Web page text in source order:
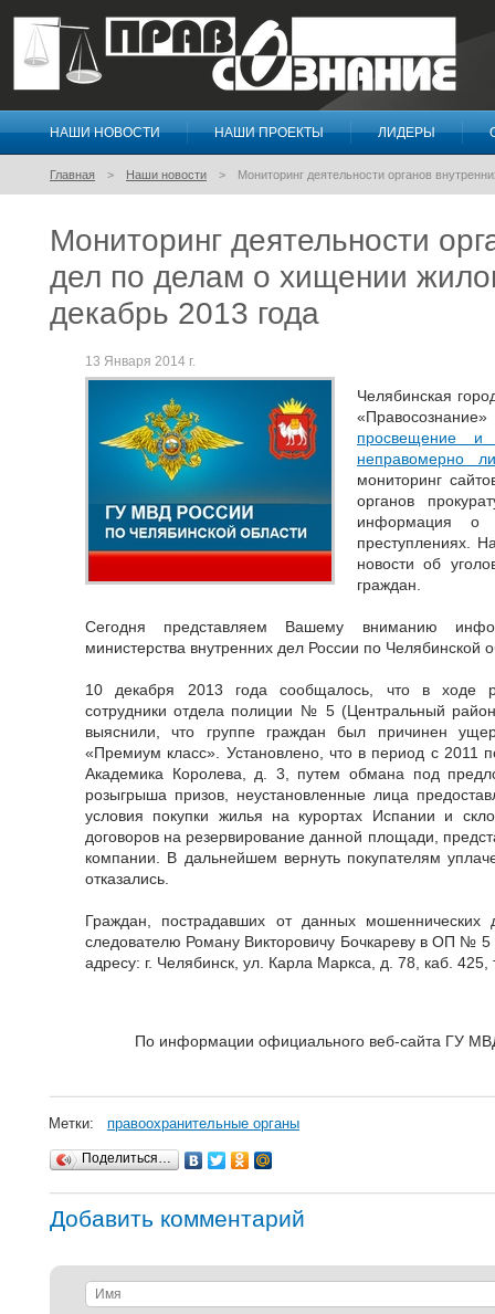
Правосознание
НАШИ НОВОСТИ НАШИ ПРОЕКТЫ ЛИДЕРЫ
Главная Наши новости Мониторинг деятельности органов
Мониторинг деятельности
дел по делам о хищении
декабрь 2013 года
13 Января 2014 г.
Челябинская
просвещение и
неправомерно
мониторинг
органов
информация о
преступлениях.
новости об
граждан.
Сегодня представляем Вашему вниманию
министерства внутренних дел России по Челябинской
10 декабря 2013 года сообщалось, что в ходе
сотрудники отдела полиции № 5 (Центральный
выяснили, что группе граждан был причинен
«Премиум класс». Установлено, что в период с 2011
Академика Королева, д. 3, путем обмана под
розыгрыша призов, неустановленные лица
условия покупки жилья на курортах Испании и
договоров на резервирование данной площади,
компании. В дальнейшем вернуть покупателям
отказались.
Граждан, пострадавших от данных мошеннических
следователю Роману Викторовичу Бочкареву в ОП №
адресу: г. Челябинск, ул. Карла Маркса, д. 78, каб.
По информации официального веб-сайта ГУ
Метки: правоохранительные органы
Поделиться…
Добавить комментарий
Имя